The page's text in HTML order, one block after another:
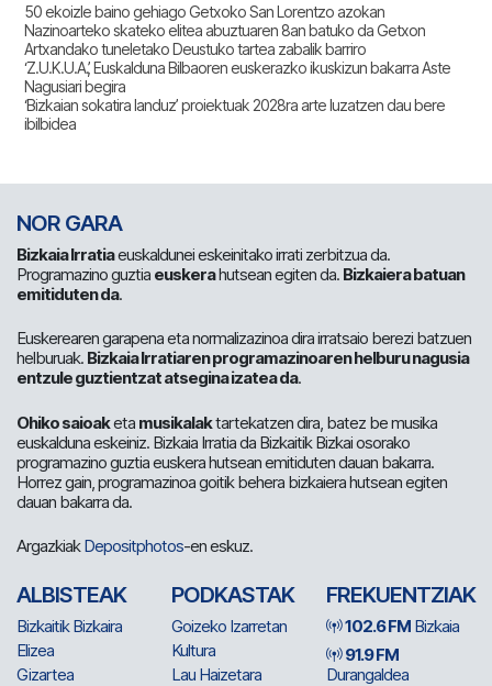
50 ekoizle baino gehiago Getxoko San Lorentzo azokan
Nazinoarteko skateko elitea abuztuaren 8an batuko da Getxon
Artxandako tuneletako Deustuko tartea zabalik barriro
‘Z.U.K.U.A.’, Euskalduna Bilbaoren euskerazko ikuskizun bakarra Aste
Nagusiari begira
‘Bizkaian sokatira landuz’ proiektuak 2028ra arte luzatzen dau bere
ibilbidea
NOR GARA
Bizkaia Irratiaeuskaldunei eskeinitako irrati zerbitzua da.
Programazino guztia euskerahutsean egiten da. Bizkaiera batuan
emitiduten da.
Euskerearen garapena eta normalizazinoa dira irratsaio berezi batzuen
helburuak. Bizkaia Irratiaren programazinoaren helburu nagusia
entzule guztientzat atsegina izatea da.
Ohiko saioaketa musikalaktartekatzen dira, batez be musika
euskalduna eskeiniz. Bizkaia Irratia da Bizkaitik Bizkai osorako
programazino guztia euskera hutsean emitiduten dauan bakarra.
Horrez gain, programazinoa goitik behera bizkaiera hutsean egiten
dauan bakarra da.
ArgazkiakDepositphotos-en eskuz.
ALBISTEAK
Bizkaitik Bizkaira
Elizea
Gizartea
PODKASTAK
Goizeko Izarretan
Kultura
Lau Haizetara
FREKUENTZIAK
102.6 FM Bizkaia
91.9 FM
Durangaldea